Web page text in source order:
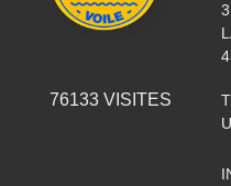
76133VISITES